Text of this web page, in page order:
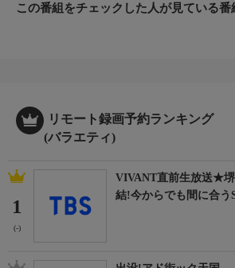
この番組をチェックした人が見ている番
リモート録画予約ランキング
(バラエティ)
1
(-)
VIVANT直前生放送★
結!今からでも間に合う